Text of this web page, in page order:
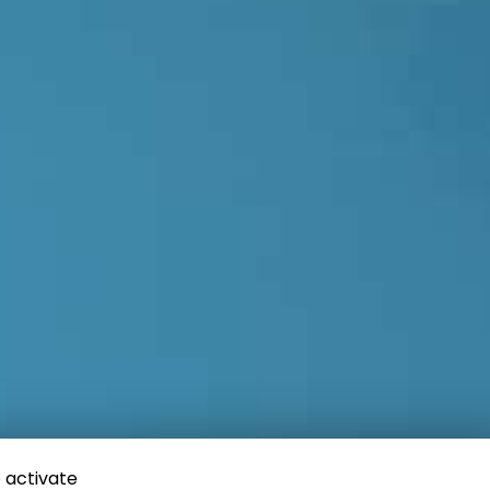
activate